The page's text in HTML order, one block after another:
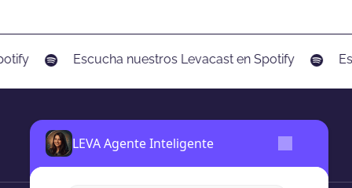
LEVA Agente Inteligente
Escucha nuestros Levacast en Spotify